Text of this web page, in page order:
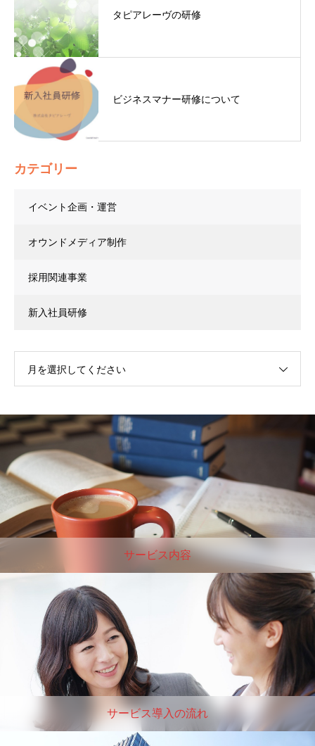
タピアレーヴの研修
ビジネスマナー研修について
カテゴリー
イベント企画・運営
オウンドメディア制作
採用関連事業
新入社員研修
月を選択してください
サービス内容
サービス導入の流れ